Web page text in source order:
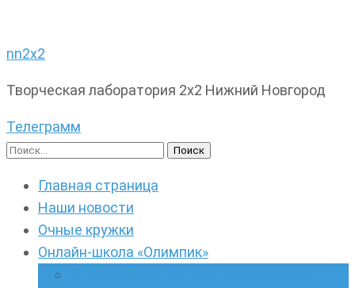
nn2x2
Творческая лаборатория 2х2 Нижний Новгород
Телеграмм
Найти:
Главная страница
Наши новости
Очные кружки
Онлайн-школа «Олимпик»